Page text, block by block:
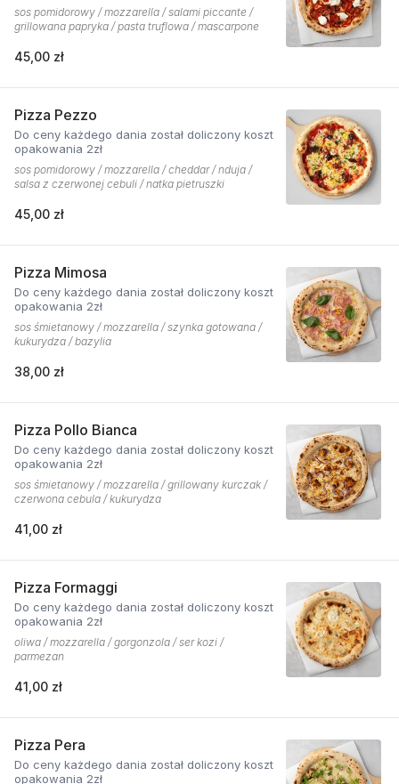
sos pomidorowy / mozzarella / salami piccante /
grillowana papryka / pasta truflowa / mascarpone
45,00 zł
Pizza Pezzo
Do ceny każdego dania został doliczony koszt
opakowania 2zł
sos pomidorowy / mozzarella / cheddar / nduja /
salsa z czerwonej cebuli / natka pietruszki
45,00 zł
Pizza Mimosa
Do ceny każdego dania został doliczony koszt
opakowania 2zł
sos śmietanowy / mozzarella / szynka gotowana /
kukurydza / bazylia
38,00 zł
Pizza Pollo Bianca
Do ceny każdego dania został doliczony koszt
opakowania 2zł
sos śmietanowy / mozzarella / grillowany kurczak /
czerwona cebula / kukurydza
41,00 zł
Pizza Formaggi
Do ceny każdego dania został doliczony koszt
opakowania 2zł
oliwa / mozzarella / gorgonzola / ser kozi /
parmezan
41,00 zł
Pizza Pera
Do ceny każdego dania został doliczony koszt
opakowania 2zł